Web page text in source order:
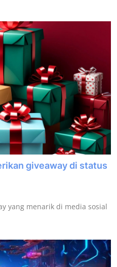
giveaway di status
yang menarik di media sosial